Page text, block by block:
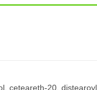
ceteareth-20,